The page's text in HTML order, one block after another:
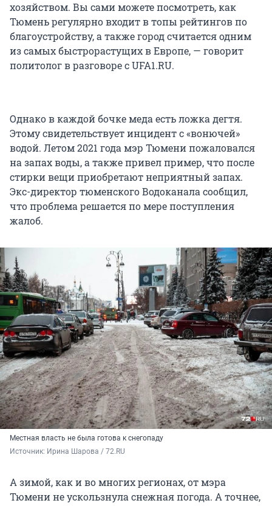
хозяйством. Вы сами можете посмотреть, как
Тюмень регулярно входит в топы рейтингов по
благоустройству, а также город считается одним
из самых быстрорастущих в Европе, — говорит
политолог в разговоре с UFA1.RU.
Однако в каждой бочке меда есть ложка дегтя.
Этому свидетельствует инцидент с «вонючей»
водой. Летом 2021 года мэр Тюмени пожаловался
на запах воды, а также привел пример, что после
стирки вещи приобретают неприятный запах.
Экс-директор тюменского Водоканала сообщил,
что проблема решается по мере поступления
жалоб.
Местная власть не была готова к снегопаду
Источник: Ирина Шарова / 72.RU
А зимой, как и во многих регионах, от мэра
Тюмени не ускользнула снежная погода. А точнее,